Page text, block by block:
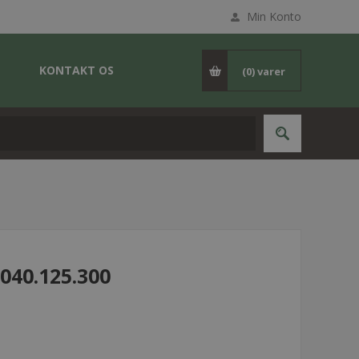
Min Konto
KONTAKT OS (0)varer